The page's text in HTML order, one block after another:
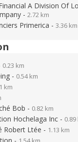
A Division Of
- 2.72 km
Primerica - 3.36 km
0.23 km
- 0.54 km
km
Bob - 0.82 km
Hochelaga Inc - 0.89
Robert Ltée - 1.13 km